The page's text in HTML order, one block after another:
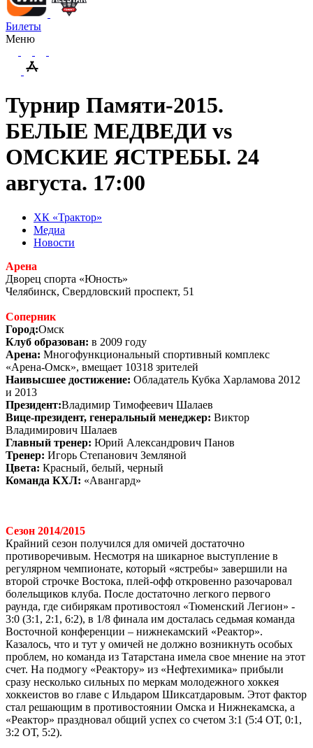
Билеты
Меню
Турнир Памяти-2015.
БЕЛЫЕ МЕДВЕДИ vs
ОМСКИЕ ЯСТРЕБЫ. 24
августа. 17:00
ХК «Трактор»
Медиа
Новости
Арена
Дворец спорта «Юность»
Челябинск, Свердловский проспект, 51
Соперник
Город:Омск
Клуб образован: в 2009 году
Арена: Многофункциональный спортивный комплекс
«Арена-Омск», вмещает 10318 зрителей
Наивысшее достижение: Обладатель Кубка Харламова 2012
и 2013
Президент:Владимир Тимофеевич Шалаев
Вице-президент, генеральный менеджер: Виктор
Владимирович Шалаев
Главный тренер: Юрий Александрович Панов
Тренер: Игорь Степанович Земляной
Цвета: Красный, белый, черный
Команда КХЛ: «Авангард»
Сезон 2014/2015
Крайний сезон получился для омичей достаточно
противоречивым. Несмотря на шикарное выступление в
регулярном чемпионате, который «ястребы» завершили на
второй строчке Востока, плей-офф откровенно разочаровал
болельщиков клуба. После достаточно легкого первого
раунда, где сибирякам противостоял «Тюменский Легион» -
3:0 (3:1, 2:1, 6:2), в 1/8 финала им досталась седьмая команда
Восточной конференции – нижнекамский «Реактор».
Казалось, что и тут у омичей не должно возникнуть особых
проблем, но команда из Татарстана имела свое мнение на этот
счет. На подмогу «Реактору» из «Нефтехимика» прибыли
сразу несколько сильных по меркам молодежного хоккея
хоккеистов во главе с Ильдаром Шиксатдаровым. Этот фактор
стал решающим в противостоянии Омска и Нижнекамска, а
«Реактор» праздновал общий успех со счетом 3:1 (5:4 ОТ, 0:1,
3:2 ОТ, 5:2).